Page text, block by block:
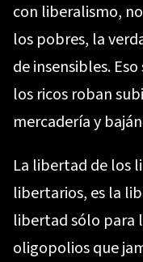
con liberalismo,
los pobres, la
de insensibles.
los ricos roban
mercadería y
La libertad de los
libertarios, es la
libertad sólo para
oligopolios que